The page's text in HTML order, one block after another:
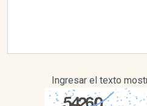
Ingresar el texto